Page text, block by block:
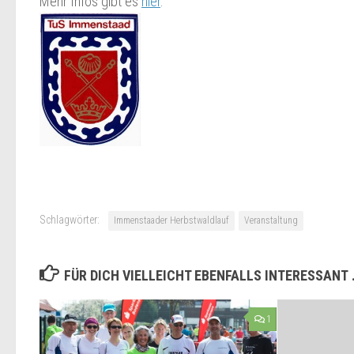
Schlagwörter: Immenstaader Herbstwaldlauf Veranstaltung
FÜR DICH VIELLEICHT EBENFALLS INTERESSANT
1